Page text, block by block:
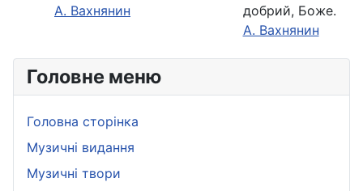
Головне меню
Головна сторінка
Музичні видання
Музичні твори
А. Вахнянин
добрий, Боже.
А. Вахнянин